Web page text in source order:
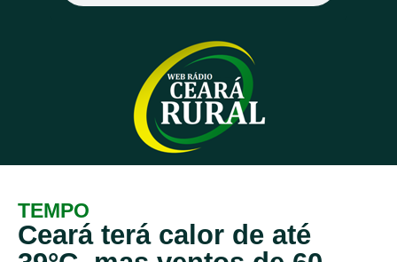
Equipe
Contato
Sobre
TEMPO
Ceará terá calor de até